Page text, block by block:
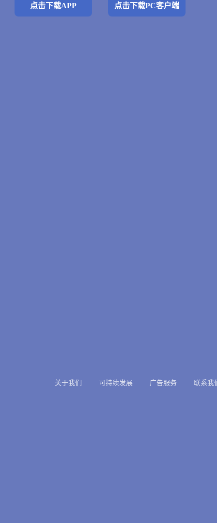
点击下载APP 点击下载PC客户端
关于我们 可持续发展 广告服务 联系我